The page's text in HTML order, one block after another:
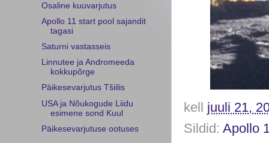
kell juuli 21,
Sildid: Apollo
Osaline kuuvarjutus
Apollo 11 start pool sajandit
tagasi
Saturni vastasseis
Linnutee ja Andromeeda
kokkupõrge
Päikesevarjutus Tšiilis
USA ja Nõukogude Liidu
esimene sond Kuul
Päikesevarjutuse ootuses